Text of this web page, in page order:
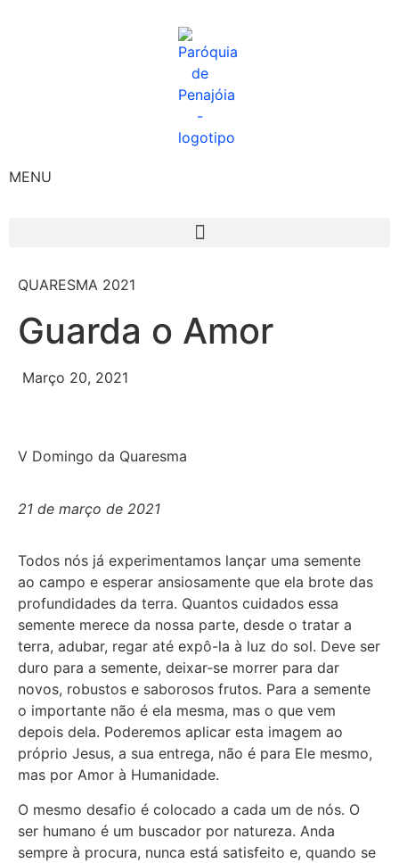
MENU
QUARESMA 2021
Guarda o Amor
Março 20, 2021
V Domingo da Quaresma
21 de março de 2021
Todos nós já experimentamos lançar uma semente
ao campo e esperar ansiosamente que ela brote das
profundidades da terra. Quantos cuidados essa
semente merece da nossa parte, desde o tratar a
terra, adubar, regar até expô-la à luz do sol. Deve ser
duro para a semente, deixar-se morrer para dar
novos, robustos e saborosos frutos. Para a semente
o importante não é ela mesma, mas o que vem
depois dela. Poderemos aplicar esta imagem ao
próprio Jesus, a sua entrega, não é para Ele mesmo,
mas por Amor à Humanidade.
O mesmo desafio é colocado a cada um de nós. O
ser humano é um buscador por natureza. Anda
sempre à procura, nunca está satisfeito e, quando se